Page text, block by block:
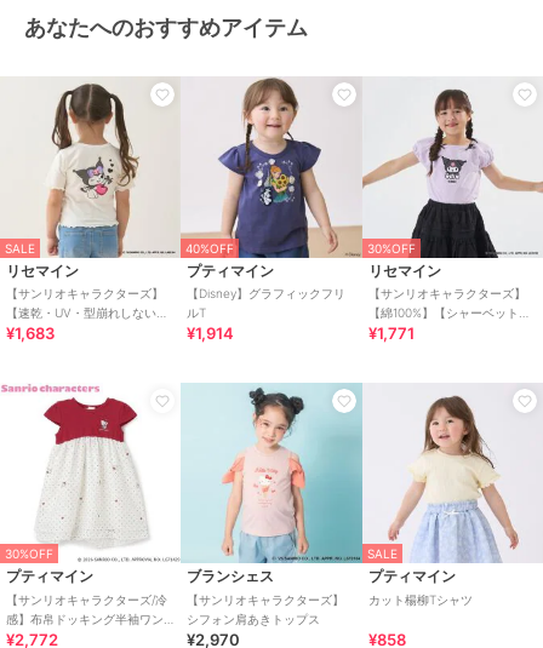
あなたへのおすすめアイテム
SALE
リセマイン
【サンリオキャラクターズ】
【速乾・UV・型崩れしない】
チェリークロミハートTシャツ
¥1,683
40%OFF
プティマイン
【Disney】グラフィックフリ
ルT
¥1,914
30%OFF
リセマイン
【サンリオキャラクターズ】
【綿100%】【シャーベット
Ｔ】アソートアップリケリボ
¥1,771
30%OFF
プティマイン
【サンリオキャラクターズ/冷
感】布帛ドッキング半袖ワン
ピース
¥2,772
ブランシェス
【サンリオキャラクターズ】
シフォン肩あきトップス
¥2,970
SALE
プティマイン
カット楊柳Tシャツ
¥858